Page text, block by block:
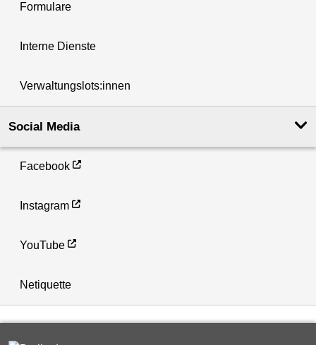
Formulare
Interne Dienste
Verwaltungslots:innen
Social Media
Facebook
Instagram
YouTube
Netiquette